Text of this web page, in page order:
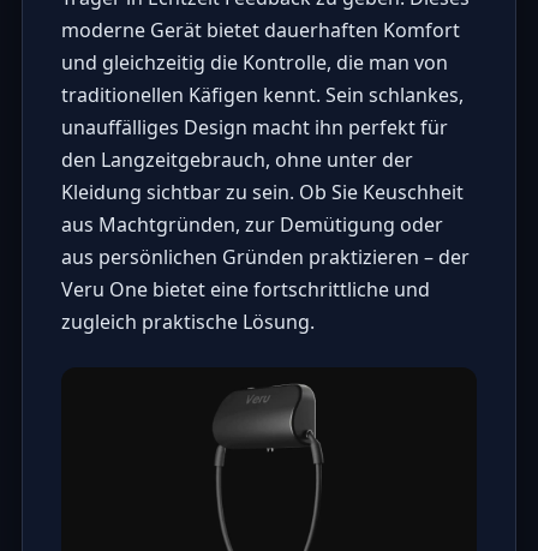
moderne Gerät bietet dauerhaften Komfort
und gleichzeitig die Kontrolle, die man von
traditionellen Käfigen kennt. Sein schlankes,
unauffälliges Design macht ihn perfekt für
den Langzeitgebrauch, ohne unter der
Kleidung sichtbar zu sein. Ob Sie Keuschheit
aus Machtgründen, zur Demütigung oder
aus persönlichen Gründen praktizieren – der
Veru One bietet eine fortschrittliche und
zugleich praktische Lösung.